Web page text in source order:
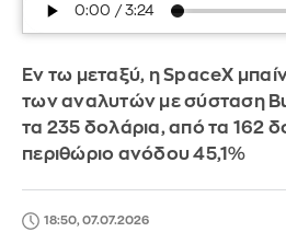
Εν τω μεταξύ, η SpaceX
των αναλυτών με σύσταση
τα 235 δολάρια, από τα 162
περιθώριο ανόδου 45,1%
18:50, 07.07.2026